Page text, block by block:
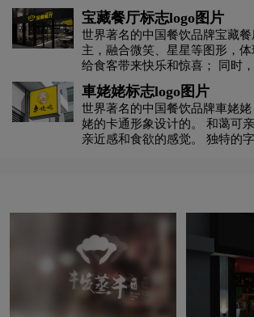
科技logo设计 咖啡logo设计 快递公
利口酒logo设计 零售logo设计 龙舌
零食logo设计 卤味logo设计
摩托车logo设计 M字母汉字酒店logo设
M字母酒店logo设计
筷子做着邀请的手势，一脸得意
这些不速之客来品尝新鲜美味的
宝藏餐厅标志logo图片
世界著名的中国餐饮品牌宝藏
主，融合微笑、星星等图形，体
给食客带来快乐和惊喜； 同时
直线代表时钟的时针和分针，分
餐时间，体现品牌受众。 同时
屋顶，象征着品牌所属餐厅的
着用健康的食材来呵护食客，让
心，传达品牌“给忙碌的工作人
車姥姥标志logo图片
世界著名的中国餐饮品牌車姥
姥的卡通形象设计的。 和蔼可
亲近感和食欲的感觉。 独特的